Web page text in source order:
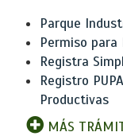
Parque
Permiso para
Registra
Registro
Productivas
MÁS